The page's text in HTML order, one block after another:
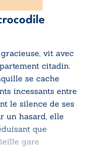
vit avec
citadin.
se cache
incessants entre
le silence de ses
un hasard, elle
que
gare